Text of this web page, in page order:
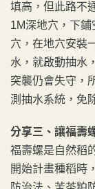
填高，但此路不
1M深地穴，下
穴，在地穴安裝
水，就啟動抽水
突襲仍會失守，
測抽水系統，免
分享三、讓福壽
福壽螺是自然稻
開始計畫種稻時